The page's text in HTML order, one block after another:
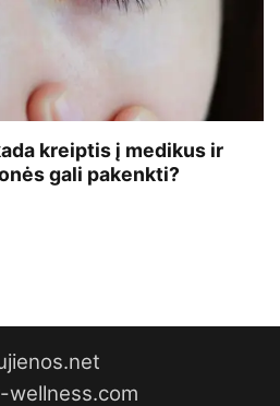
kreiptis į medikus ir
gali pakenkti?
wellness.com